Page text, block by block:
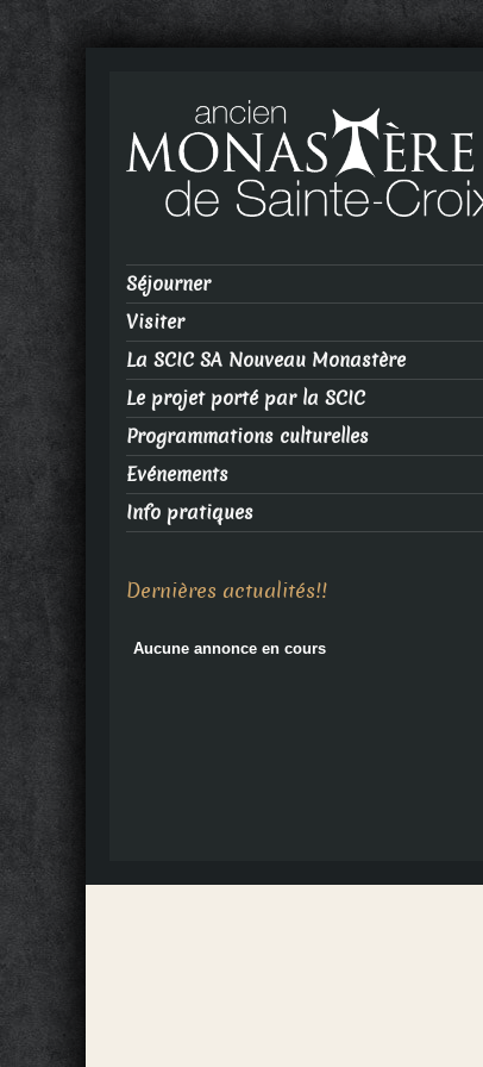
Séjourner
Visiter
La SCIC SA Nouveau Monastère
Le projet porté par la SCIC
Programmations culturelles
Evénements
Info pratiques
Dernières actualités!!
Aucune annonce en cours